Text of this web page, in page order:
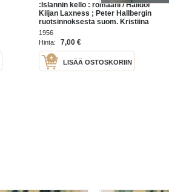
:Islannin kello : romaani / Halldór
Kiljan Laxness ; Peter Hallbergin
ruotsinnoksesta suom. Kristiina
Kivivuori ; runot suom. Kirsi
Kunnas.
1956
Hinta:
7,00 €
LISÄÄ OSTOSKORIIN